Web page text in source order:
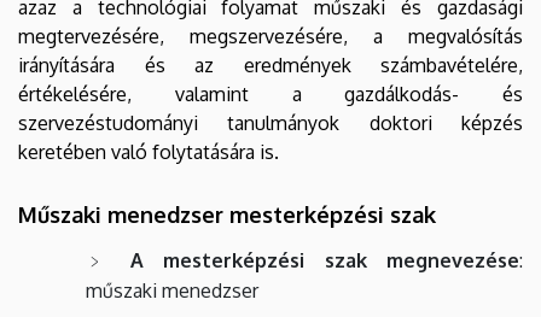
azaz a technológiai folyamat műszaki és gazdasági
megtervezésére, megszervezésére, a megvalósítás
irányítására és az eredmények számbavételére,
értékelésére, valamint a gazdálkodás- és
szervezéstudományi tanulmányok doktori képzés
keretében való folytatására is.
Műszaki menedzser mesterképzési szak
A mesterképzési szak megnevezése:
műszaki menedzser